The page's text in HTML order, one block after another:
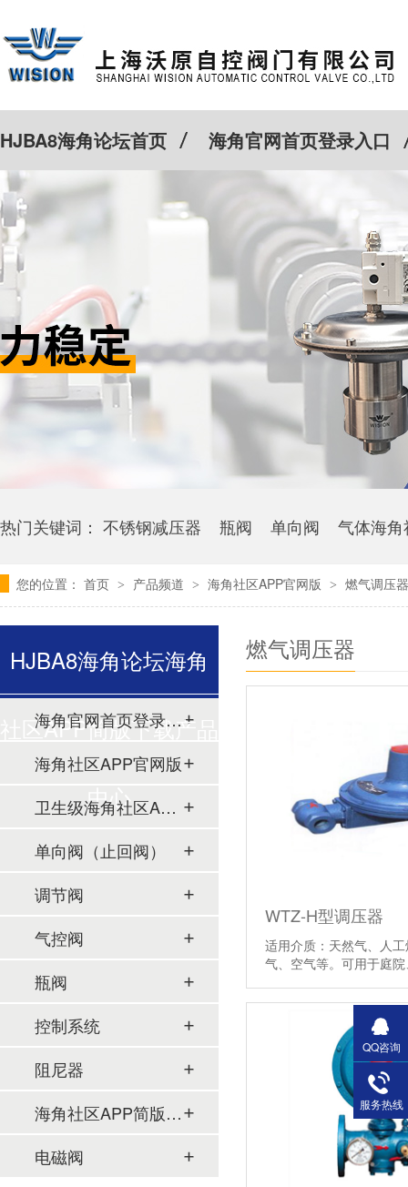
HJBA8海角论坛首页 海角官网首页登录入口
特殊定制 客户案例 Cv计算器
热门关键词： 不锈钢减压器 瓶阀 单向阀 气体海
您的位置： 首页 > 产品频道 > 海角社区APP官网版 > 燃气调压器
燃气调压器
WTZ-H型调压器
适用介质：天然气、人
气、空气等。可用于庭院
HJBA8海角论坛海角
社区APP简版下载产品
中心
海角官网首页登录入口
海角社区APP官网版
卫生级海角社区APP简版下载
单向阀（止回阀）
调节阀
气控阀
瓶阀
控制系统
阻尼器
海角社区APP简版下载及管件
电磁阀
QQ咨询
服务热线